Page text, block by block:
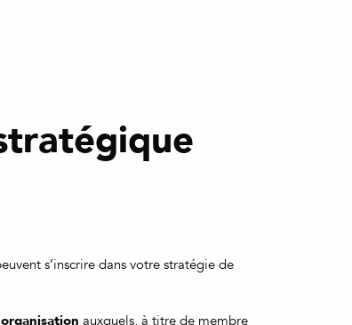
s’inscrire dans votre stratégie de
auxquels, à titre de membre